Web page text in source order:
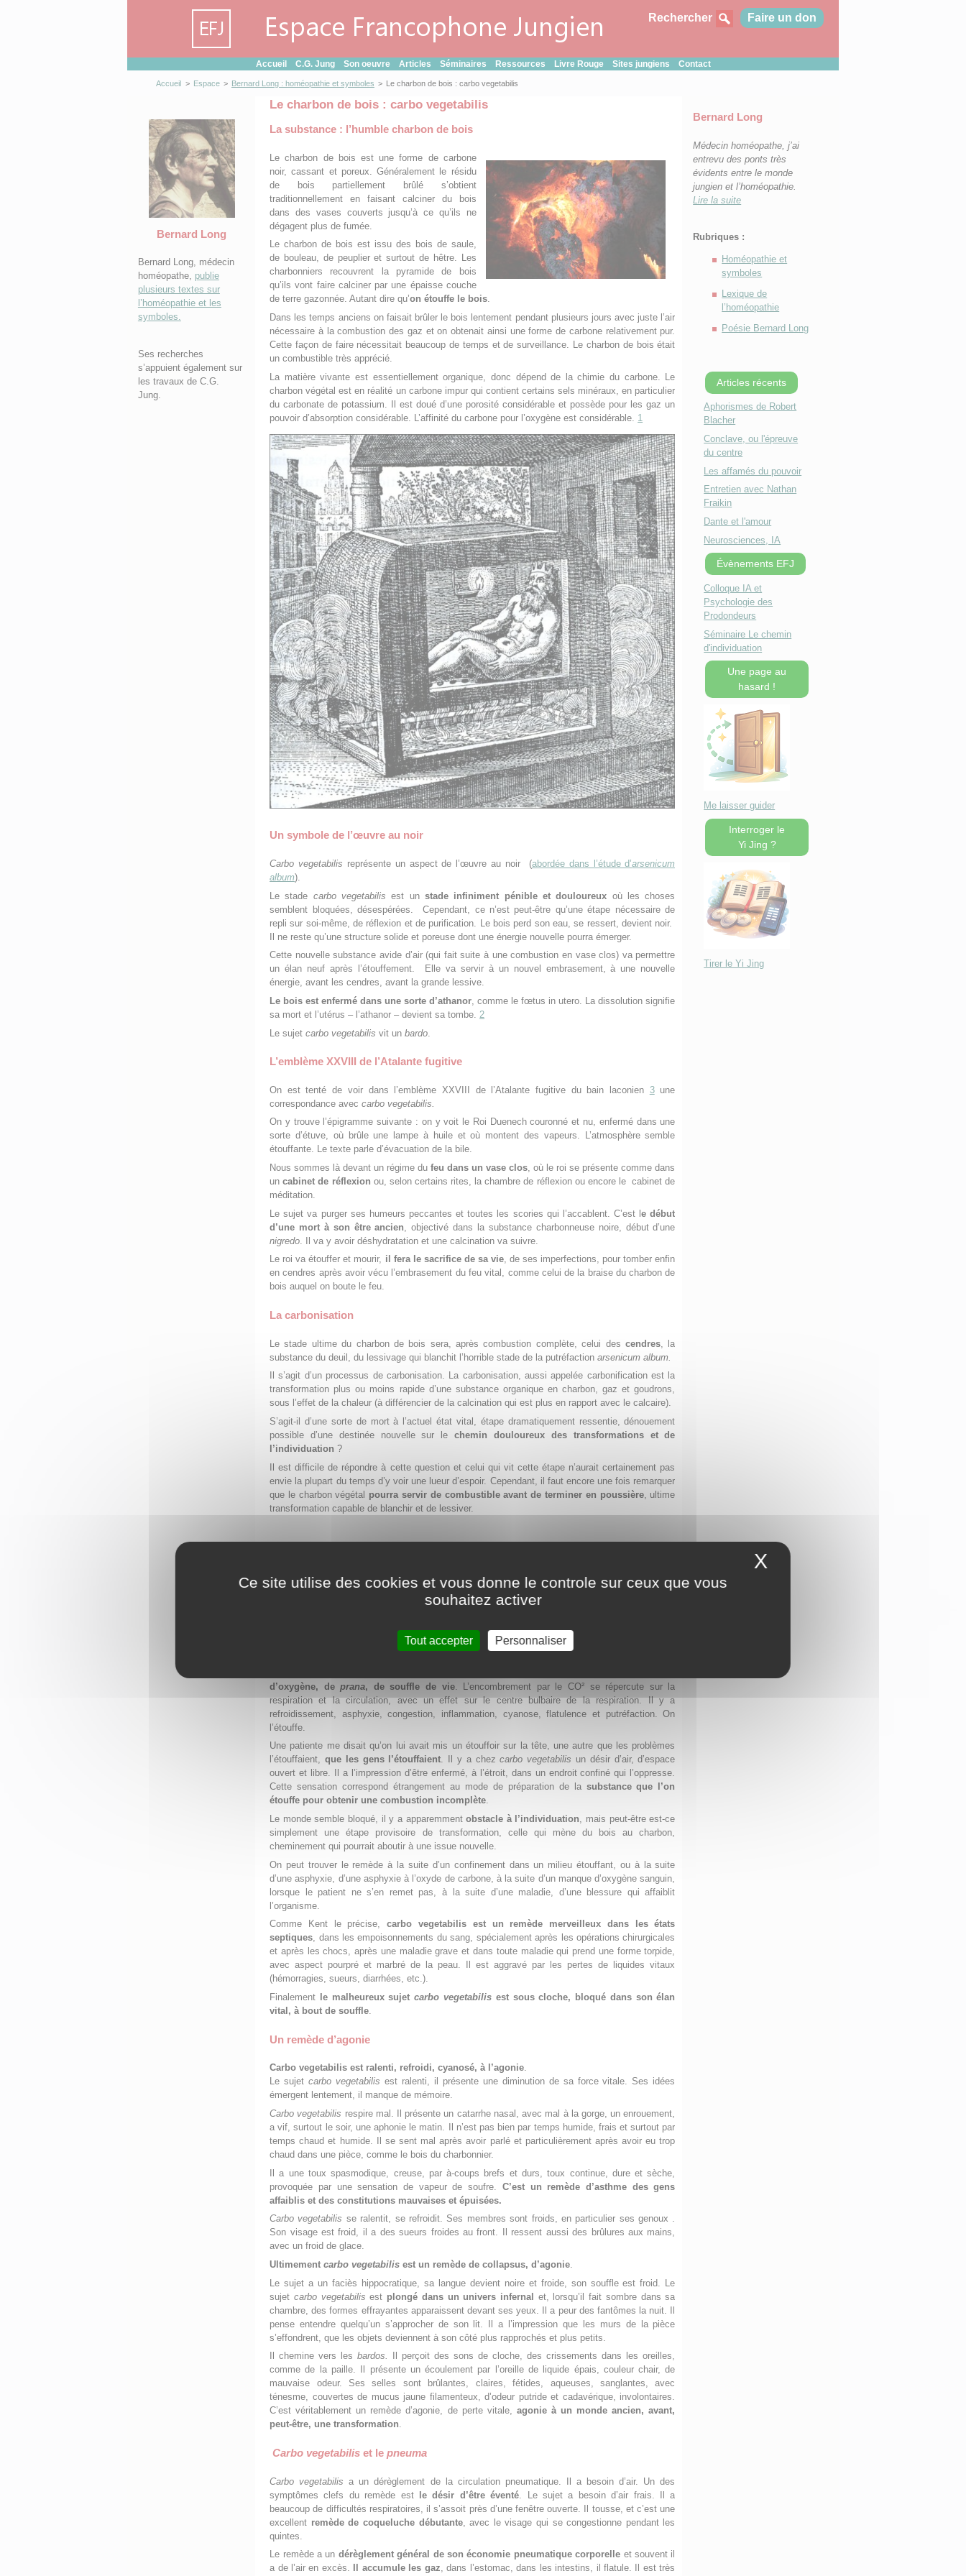
Rechercher Faire un don
Accueil C.G. Jung Son oeuvre Articles Séminaires Ressources Livre Rouge Sites jungiens Contact
Accueil > Espace > Bernard Long : homéopathie et symboles > Le charbon de bois : carbo vegetabilis
Bernard Long
Bernard Long, médecin
homéopathe, publie
plusieurs textes sur
l’homéopathie et les
symboles.
Ses recherches
s’appuient également sur
les travaux de C.G.
Jung.
Le charbon de bois : carbo vegetabilis
La substance : l’humble charbon de bois
Le charbon de bois est une forme de carbone
noir, cassant et poreux. Généralement le résidu
de bois partiellement brûlé s’obtient
traditionnellement en faisant calciner du bois
dans des vases couverts jusqu’à ce qu’ils ne
dégagent plus de fumée.
Le charbon de bois est issu des bois de saule,
de bouleau, de peuplier et surtout de hêtre. Les
charbonniers recouvrent la pyramide de bois
qu’ils vont faire calciner par une épaisse couche
de terre gazonnée. Autant dire qu’on étouffe le bois.
Dans les temps anciens on faisait brûler le bois lentement pendant plusieurs jours avec juste l’air
nécessaire à la combustion des gaz et on obtenait ainsi une forme de carbone relativement pur.
Cette façon de faire nécessitait beaucoup de temps et de surveillance. Le charbon de bois était
un combustible très apprécié.
La matière vivante est essentiellement organique, donc dépend de la chimie du carbone. Le
charbon végétal est en réalité un carbone impur qui contient certains sels minéraux, en particulier
du carbonate de potassium. Il est doué d’une porosité considérable et possède pour les gaz un
pouvoir d’absorption considérable. L’affinité du carbone pour l’oxygène est considérable. 1
Un symbole de l’œuvre au noir
Carbo vegetabilis représente un aspect de l’œuvre au noir (abordée dans l’étude d’arsenicum
album).
Le stade carbo vegetabilis est unstade infiniment pénible et douloureux où les choses
semblent bloquées, désespérées. Cependant, ce n’est peut-être qu’une étape nécessaire de
repli sur soi-même, de réflexion et de purification. Le bois perd son eau, se ressert, devient noir.
Il ne reste qu’une structure solide et poreuse dont une énergie nouvelle pourra émerger.
Cette nouvelle substance avide d’air (qui fait suite à une combustion en vase clos) va permettre
un élan neuf après l’étouffement. Elle va servir à un nouvel embrasement, à une nouvelle
énergie, avant les cendres, avant la grande lessive.
Le bois est enfermé dans une sorte d’athanor , comme le fœtus in utero. La dissolution signifie
sa mort et l’utérus – l’athanor – devient sa tombe. 2
Le sujetcarbo vegetabilis vit un bardo
L’emblème XXVIII de l’Atalante fugitive
On est tenté de voir dans l’emblème XXVIII de l’Atalante fugitive du bain laconien 3une
correspondance avec carbo vegetabilis.
On y trouve l’épigramme suivante : on y voit le Roi Duenech couronné et nu, enfermé dans une
sorte d’étuve, où brûle une lampe à huile et où montent des vapeurs. L’atmosphère semble
étouffante. Le texte parle d’évacuation de la bile.
Nous sommes là devant un régime dufeu dans un vase clos, où le roi se présente comme dans
uncabinet de réflexion ou, selon certains rites, la chambre de réflexion ou encore le cabinet de
méditation.
Le sujet va purger ses humeurs peccantes et toutes les scories qui l’accablent. C’est le début
d’une mort à son être ancien , objectivé dans la substance charbonneuse noire, début d’une
nigredo . Il va y avoir déshydratation et une calcination va suivre.
Le roi va étouffer et mourir, il fera le sacrifice de sa vie, de ses imperfections, pour tomber enfin
en cendres après avoir vécu l’embrasement du feu vital, comme celui de la braise du charbon de
bois auquel on boute le feu.
La carbonisation
Le stade ultime du charbon de bois sera, après combustion complète, celui des cendres , la
substance du deuil, du lessivage qui blanchit l’horrible stade de la putréfactionarsenicum album.
Il s’agit d’un processus de carbonisation. La carbonisation, aussi appelée carbonification est la
transformation plus ou moins rapide d’une substance organique en charbon, gaz et goudrons,
sous l’effet de la chaleur (à différencier de la calcination qui est plus en rapport avec le calcaire).
S’agit-il d’une sorte de mort à l’actuel état vital, étape dramatiquement ressentie, dénouement
possible d’une destinée nouvelle sur lechemin douloureux des transformations et de
l’individuation ?
Il est difficile de répondre à cette question et celui qui vit cette étape n’aurait certainement pas
envie la plupart du temps d’y voir une lueur d’espoir. Cependant, il faut encore une fois remarquer
que le charbon végétal pourra servir de combustible avant de terminer en poussière, ultime
transformation capable de blanchir et de lessiver.
On trouve chez Hahnemann la pathogénésie decarbo vegetabilis(issu du bouleau) dans
en 1827 et dans lesChronischen Krankheitende 1837.
d’oxygène, deprana, de souffle de vie. L’encombrement par le CO² se répercute sur la
respiration et la circulation, avec un effet sur le centre bulbaire de la respiration. Il y a
refroidissement, asphyxie, congestion, inflammation, cyanose, flatulence et putréfaction. On
l’étouffe.
Une patiente me disait qu’on lui avait mis un étouffoir sur la tête, une autre que les problèmes
l’étouffaient, que les gens l’étouffaient. Il y a chezcarbo vegetabilis un désir d’air, d’espace
ouvert et libre. Il a l’impression d’être enfermé, à l’étroit, dans un endroit confiné qui l’oppresse.
Cette sensation correspond étrangement au mode de préparation de la substance que l’on
étouffe pour obtenir une combustion incomplète.
Le monde semble bloqué, il y a apparemmentobstacle à l’individuation , mais peut-être est-ce
simplement une étape provisoire de transformation, celle qui mène du bois au charbon,
cheminement qui pourrait aboutir à une issue nouvelle.
On peut trouver le remède à la suite d’un confinement dans un milieu étouffant, ou à la suite
d’une asphyxie, d’une asphyxie à l’oxyde de carbone, à la suite d’un manque d’oxygène sanguin,
lorsque le patient ne s’en remet pas, à la suite d’une maladie, d’une blessure qui affaiblit
l’organisme.
Comme Kent le précise, carbo vegetabilis est un remède merveilleux dans les états
septiques, dans les empoisonnements du sang, spécialement après les opérations chirurgicales
et après les chocs, après une maladie grave et dans toute maladie qui prend une forme torpide,
avec aspect pourpré et marbré de la peau. Il est aggravé par les pertes de liquides vitaux
(hémorragies, sueurs, diarrhées, etc.).
Finalement
le malheureux sujetcarbo vegetabilisest sous cloche, bloqué dans son élan
vital, à bout de souffle
Un remède d’agonie
Carbo vegetabilis est ralenti, refroidi, cyanosé, à l’agonie.
Le sujet carbo vegetabilis est ralenti, il présente une diminution de sa force vitale. Ses idées
émergent lentement, il manque de mémoire.
Carbo vegetabilis respire mal. Il présente un catarrhe nasal, avec mal à la gorge, un enrouement,
a vif, surtout le soir, une aphonie le matin. Il n’est pas bien par temps humide, frais et surtout par
temps chaud et humide. Il se sent mal après avoir parlé et particulièrement après avoir eu trop
chaud dans une pièce, comme le bois du charbonnier.
Il a une toux spasmodique, creuse, par à-coups brefs et durs, toux continue, dure et sèche,
provoquée par une sensation de vapeur de soufre. C’est un remède d’asthme des gens
affaiblis et des constitutions mauvaises et épuisées.
Carbo vegetabilis se ralentit, se refroidit. Ses membres sont froids, en particulier ses genoux .
Son visage est froid, il a des sueurs froides au front. Il ressent aussi des brûlures aux mains,
avec un froid de glace.
Ultimementcarbo vegetabilis est un remède de collapsus, d’agonie
Le sujet a un faciès hippocratique, sa langue devient noire et froide, son souffle est froid. Le
sujet carbo vegetabilis est plongé dans un univers infernal et, lorsqu’il fait sombre dans sa
chambre, des formes effrayantes apparaissent devant ses yeux. Il a peur des fantômes la nuit. Il
pense entendre quelqu’un s’approcher de son lit. Il a l’impression que les murs de la pièce
s’effondrent, que les objets deviennent à son côté plus rapprochés et plus petits.
Il chemine vers lesbardos.
Il perçoit des sons de cloche, des crissements dans les oreilles,
comme de la paille. Il présente un écoulement par l’oreille de liquide épais, couleur chair, de
mauvaise odeur. Ses selles sont brûlantes, claires, fétides, aqueuses, sanglantes, avec
ténesme, couvertes de mucus jaune filamenteux, d’odeur putride et cadavérique, involontaires.
C’est véritablement un remède d’agonie, de perte vitale, agonie à un monde ancien, avant,
peut-être, une transformation.
Carbo vegetabilis et lepneuma
Carbo vegetabilis a un dérèglement de la circulation pneumatique. Il a besoin d’air. Un des
symptômes clefs du remède est le désir d’être éventé . Le sujet a besoin d’air frais. Il a
beaucoup de difficultés respiratoires, il s’assoit près d’une fenêtre ouverte. Il tousse, et c’est une
excellent remède de coqueluche débutante, avec le visage qui se congestionne pendant les
quintes.
Le remède a un dérèglement général de son économie pneumatique corporelle et souvent il
a de l’air en excès.
Il accumule les gaz, dans l’estomac, dans les intestins, il flatule. Il est très
Bernard Long
Médecin homéopathe, j’ai
entrevu des ponts très
évidents entre le monde
jungien et l’homéopathie.
Lire la suite
Rubriques :
Homéopathie et
symboles
Lexique de
l’homéopathie
Poésie Bernard Long
Articles récents
Aphorismes de Robert
Blacher
Conclave, ou l'épreuve
du centre
Les affamés du pouvoir
Entretien avec Nathan
Fraikin
Dante et l'amour
Neurosciences, IA
Évènements EFJ
Colloque IA et
Psychologie des
Prodondeurs
Séminaire Le chemin
d'individuation
Une page au
hasard !
Me laisser guider
Interroger le
Yi Jing ?
Tirer le Yi Jing
Ce site utilise des cookies et vous donne le controle sur ceux que vous
souhaitez activer
Tout accepter Personnaliser
X Masquer le